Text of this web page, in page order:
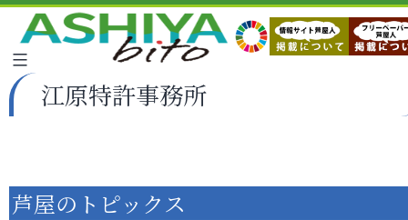
江原特許事務所
芦屋のトピックス